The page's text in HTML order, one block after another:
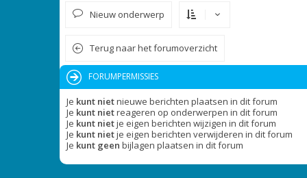
Nieuw onderwerp
Terug naar het forumoverzicht
FORUMPERMISSIES
Je kunt nietnieuwe berichten plaatsen in dit forum
Je kunt nietreageren op onderwerpen in dit forum
Je kunt nietje eigen berichten wijzigen in dit forum
Je kunt nietje eigen berichten verwijderen in dit forum
Je kunt geen bijlagen plaatsen in dit forum